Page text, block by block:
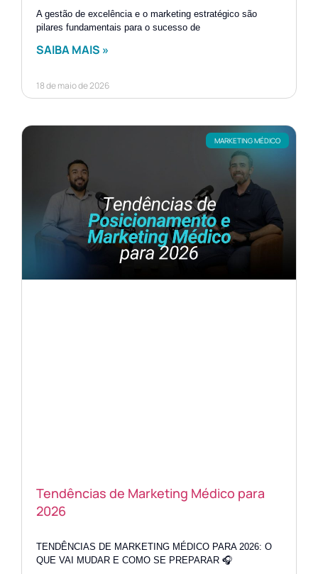
A gestão de excelência e o marketing estratégico são
pilares fundamentais para o sucesso de
SAIBA MAIS »
18 de maio de 2026
MARKETING MÉDICO
Tendências de Marketing Médico para
2026
TENDÊNCIAS DE MARKETING MÉDICO PARA 2026: O
QUE VAI MUDAR E COMO SE PREPARAR 🎧